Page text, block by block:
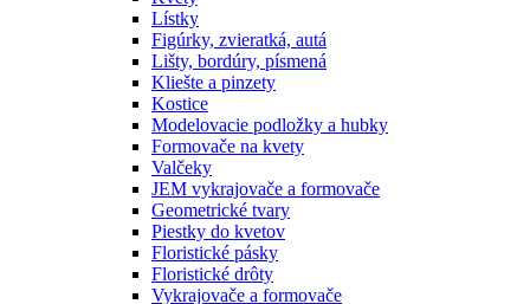
Lístky
Figúrky, zvieratká, autá
Lišty, bordúry, písmená
Kliešte a pinzety
Kostice
Modelovacie podložky a hubky
Formovače na kvety
Valčeky
JEM vykrajovače a formovače
Geometrické tvary
Piestky do kvetov
Floristické pásky
Floristické drôty
Vykrajovače a formovače